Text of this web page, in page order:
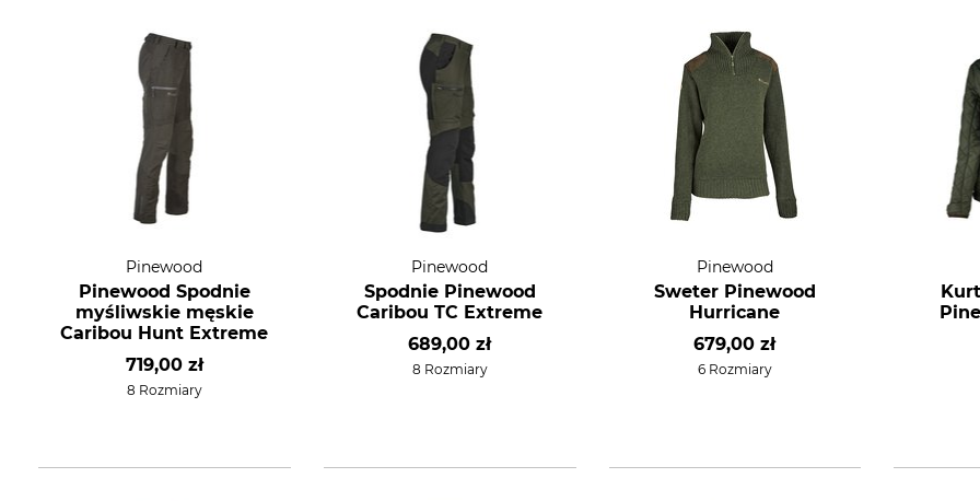
Pinewood
Pinewood Spodnie
myśliwskie męskie
Caribou Hunt Extreme
719,00 zł
8 Rozmiary
Pinewood
Spodnie Pinewood
Caribou TC Extreme
689,00 zł
8 Rozmiary
Pinewood
Sweter Pinewood
Hurricane
679,00 zł
6 Rozmiary